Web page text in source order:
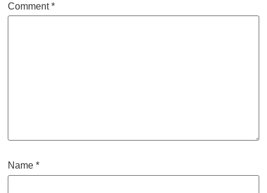
Comment*
Name *